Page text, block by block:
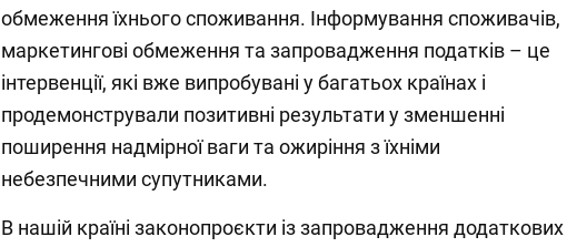
обмеження їхнього споживання. Інформування споживачів,
маркетингові обмеження та запровадження податків – це
інтервенції, які вже випробувані у багатьох країнах і
продемонстрували позитивні результати у зменшенні
поширення надмірної ваги та ожиріння з їхніми
небезпечними супутниками.
В нашій країні законопроєкти із запровадження додаткових